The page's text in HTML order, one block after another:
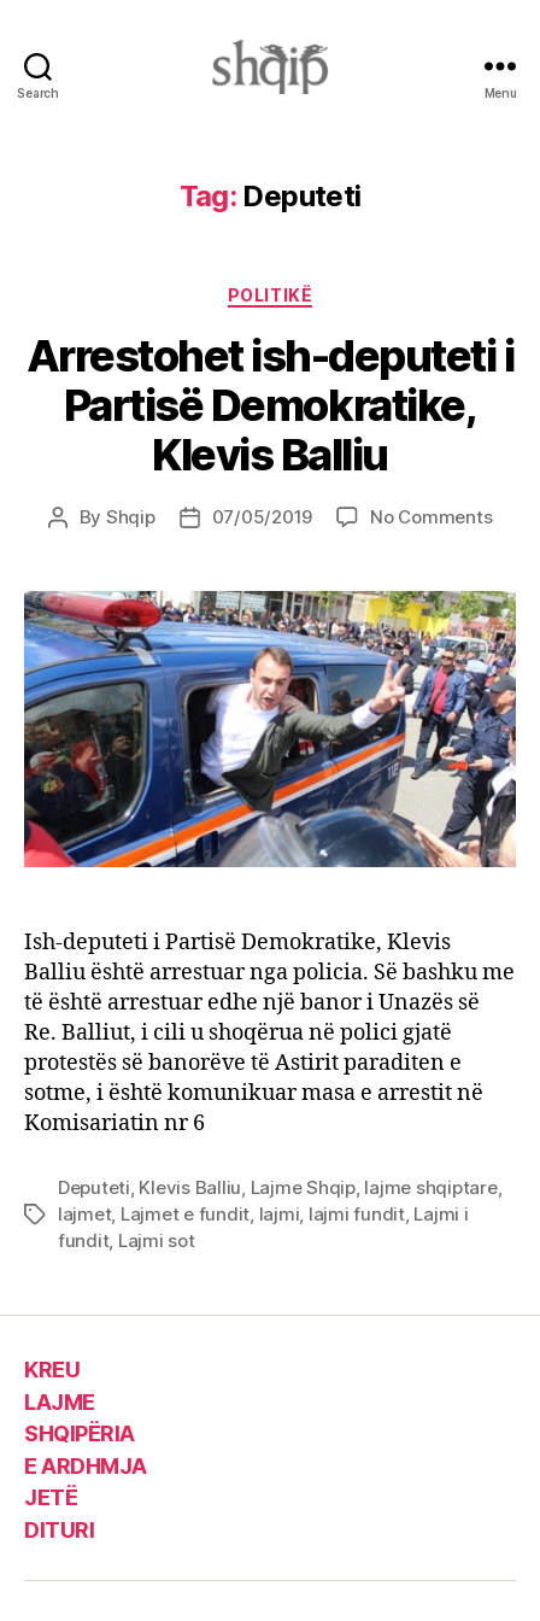
Search Menu
Tag: Deputeti
Categories
POLITIKË
Arrestohet ish-deputeti i
Partisë Demokratike,
Klevis Balliu
Post
By Shqip
Post07/05/2019 No Commentson
i
Balliu
Ish-deputeti i Partisë Demokratike, Klevis
Balliu është arrestuar nga policia. Së bashku me
të është arrestuar edhe një banor i Unazës së
Re. Balliut, i cili u shoqërua në polici gjatë
protestës së banorëve të Astirit paraditen e
sotme, i është komunikuar masa e arrestit në
Komisariatin nr 6
Tags
Deputeti Klevis Balliu Lajme Shqip, lajme shqiptare,
lajmet, Lajmet e fundit lajmi lajmi fundit, Lajmi i
fundit, Lajmi sot
KREU
LAJME
SHQIPËRIA
E ARDHMJA
JETË
DITURI